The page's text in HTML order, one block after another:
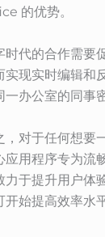
的优势。
时代的合作需要
实现实时编辑和
一办公室的同事
，对于任何想要
应用程序专为流
力于提升用户体
开始提高效率水